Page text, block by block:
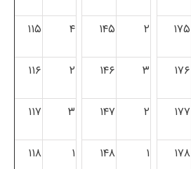
۱۷۵ ۲ ۱۴۵ ۴ ۱۱۵
۱۷۶ ۳ ۱۴۶ ۲ ۱۱۶
۱۷۷ ۲ ۱۴۷ ۳ ۱۱۷
۱۷۸ ۱ ۱۴۸ ۱ ۱۱۸